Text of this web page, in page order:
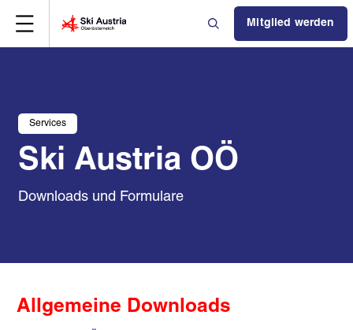
Mitglied werden
Services
Ski Austria OÖ
Downloads und Formulare
Allgemeine Downloads